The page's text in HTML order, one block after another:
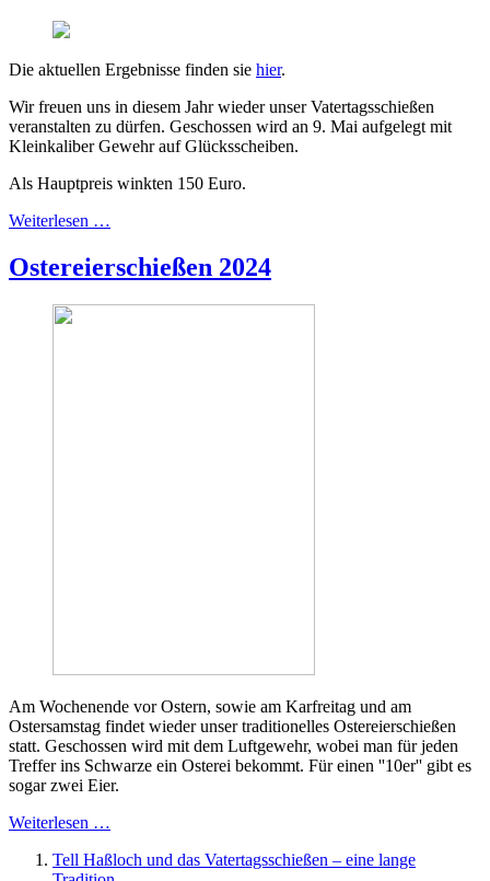
Die aktuellen Ergebnisse finden sie hier.
Wir freuen uns in diesem Jahr wieder unser Vatertagsschießen
veranstalten zu dürfen. Geschossen wird an 9. Mai aufgelegt mit
Kleinkaliber Gewehr auf Glücksscheiben.
Als Hauptpreis winkten 150 Euro.
Weiterlesen …
Ostereierschießen 2024
Am Wochenende vor Ostern, sowie am Karfreitag und am
Ostersamstag findet wieder unser traditionelles Ostereierschießen
statt. Geschossen wird mit dem Luftgewehr, wobei man für jeden
Treffer ins Schwarze ein Osterei bekommt. Für einen ''10er'' gibt es
sogar zwei Eier.
Weiterlesen …
Tell Haßloch und das Vatertagsschießen – eine lange